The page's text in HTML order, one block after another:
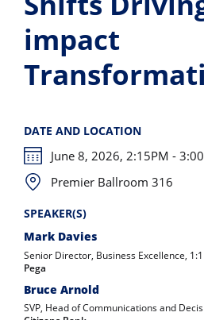
impact
DATE AND LOCATION
June 8, 2026, 2:15PM -
Premier Ballroom 316
SPEAKER(S)
Mark Davies
Senior Director, Business Excellence,
Pega
Bruce Arnold
SVP, Head of Communications and